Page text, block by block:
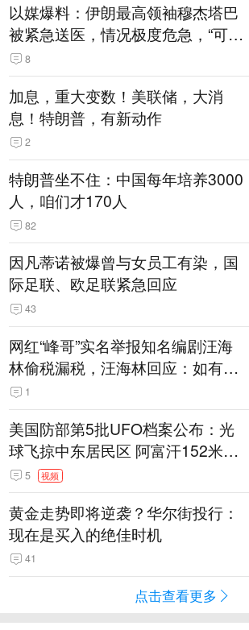
以媒爆料：伊朗最高领袖穆杰塔巴
被紧急送医，情况极度危急，“可能
随时会死去”
8
加息，重大变数！美联储，大消
息！特朗普，有新动作
2
特朗普坐不住：中国每年培养3000
人，咱们才170人
82
因凡蒂诺被爆曾与女员工有染，国
际足联、欧足联紧急回应
43
网红“峰哥”实名举报知名编剧汪海
林偷税漏税，汪海林回应：如有违
法行为，相关机构自会进行评判和
处理
1
美国防部第5批UFO档案公布：光
球飞掠中东居民区 阿富汗152米三
角形遮蔽星光
5 视频
黄金走势即将逆袭？华尔街投行：
现在是买入的绝佳时机
41
点击查看更多